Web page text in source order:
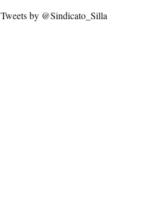
Tweets by @Sindicato_Silla